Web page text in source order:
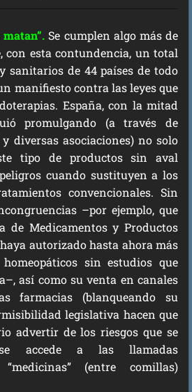
matan”. Se cumplen algo más de
con esta contundencia, un total
sanitarios de 44 países de todo
manifiesto contra las leyes que
España, con la mitad
promulgando (a través de
diversas asociaciones) no solo
tipo de productos sin aval
cuando sustituyen a los
convencionales. Sin
–por ejemplo, que
de Medicamentos y Productos
autorizado hasta ahora más
sin estudios que
así como su venta en canales
farmacias (blanqueando su
legislativa hacen que
advertir de los riesgos que se
accede a las llamadas
(entre comillas)